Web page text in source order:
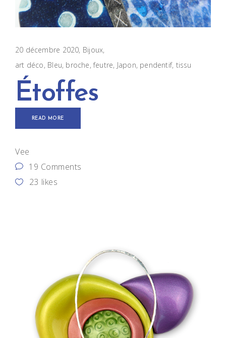
20 décembre 2020 Bijoux
art déco, Bleu, broche,feutre, Japon, pendentif, tissu
Étoffes
READ MORE
Vee
19 Comments
23 likes